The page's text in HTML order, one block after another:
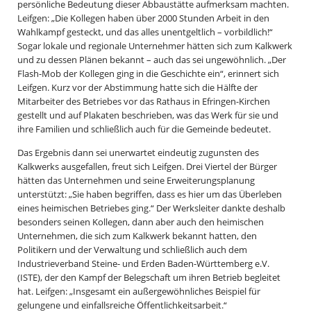
persönliche Bedeutung dieser Abbaustätte aufmerksam machten.
Leifgen: „Die Kollegen haben über 2000 Stunden Arbeit in den
Wahlkampf gesteckt, und das alles unentgeltlich – vorbildlich!“
Sogar lokale und regionale Unternehmer hätten sich zum Kalkwerk
und zu dessen Plänen bekannt – auch das sei ungewöhnlich. „Der
Flash-Mob der Kollegen ging in die Geschichte ein“, erinnert sich
Leifgen. Kurz vor der Abstimmung hatte sich die Hälfte der
Mitarbeiter des Betriebes vor das Rathaus in Efringen-Kirchen
gestellt und auf Plakaten beschrieben, was das Werk für sie und
ihre Familien und schließlich auch für die Gemeinde bedeutet.
Das Ergebnis dann sei unerwartet eindeutig zugunsten des
Kalkwerks ausgefallen, freut sich Leifgen. Drei Viertel der Bürger
hätten das Unternehmen und seine Erweiterungsplanung
unterstützt: „Sie haben begriffen, dass es hier um das Überleben
eines heimischen Betriebes ging.“ Der Werksleiter dankte deshalb
besonders seinen Kollegen, dann aber auch den heimischen
Unternehmen, die sich zum Kalkwerk bekannt hatten, den
Politikern und der Verwaltung und schließlich auch dem
Industrieverband Steine- und Erden Baden-Württemberg e.V.
(ISTE), der den Kampf der Belegschaft um ihren Betrieb begleitet
hat. Leifgen: „Insgesamt ein außergewöhnliches Beispiel für
gelungene und einfallsreiche Öffentlichkeitsarbeit.“